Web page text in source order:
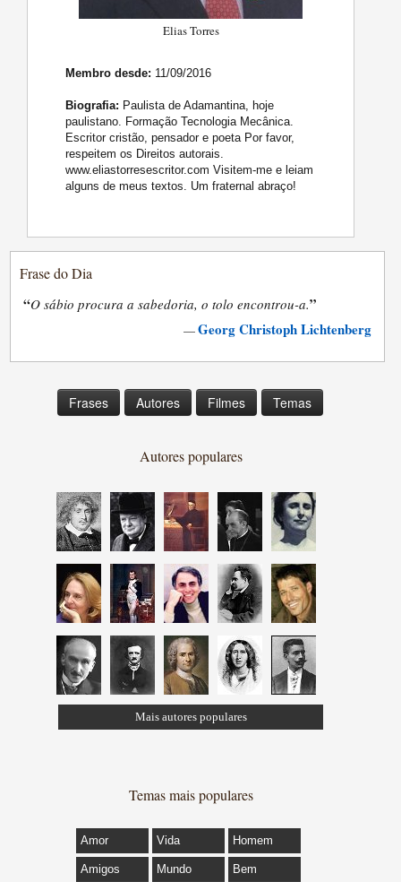
Elias Torres
Membro desde: 11/09/2016
Biografia: Paulista de Adamantina, hoje
paulistano. Formação Tecnologia Mecânica.
Escritor cristão, pensador e poeta Por favor,
respeitem os Direitos autorais.
www.eliastorresescritor.com Visitem-me e leiam
alguns de meus textos. Um fraternal abraço!
Frase do Dia
“O sábio procura a sabedoria, o tolo encontrou-a.”
—Georg Christoph Lichtenberg
Frases Autores Filmes Temas
Autores populares
Mais autores populares
Temas mais populares
Amor Vida Homem
Amigos Mundo Bem